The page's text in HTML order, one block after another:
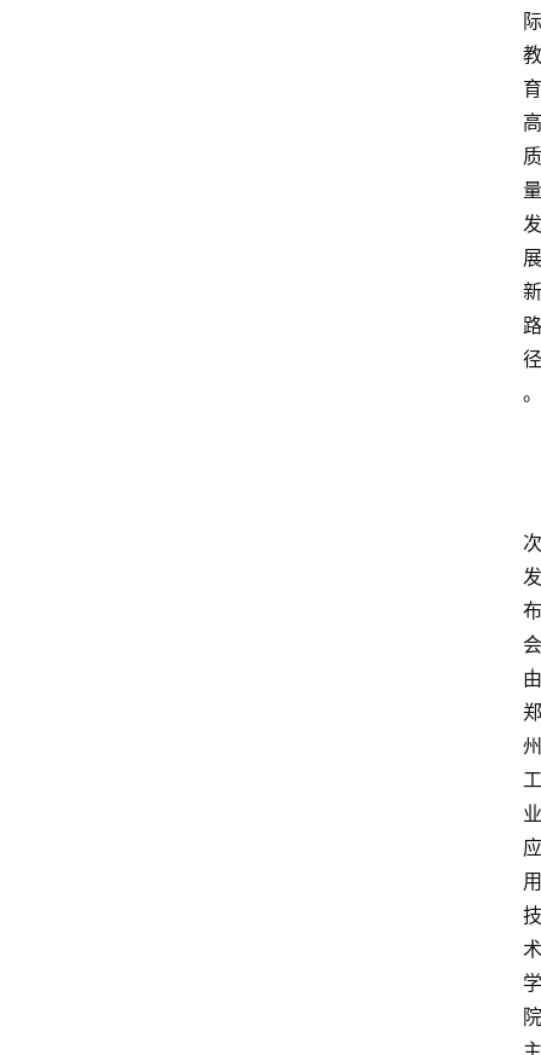
际
教
育
高
质
量
发
展
新
路
径
。
次
发
布
会
由
郑
州
工
业
应
用
技
术
学
院
主